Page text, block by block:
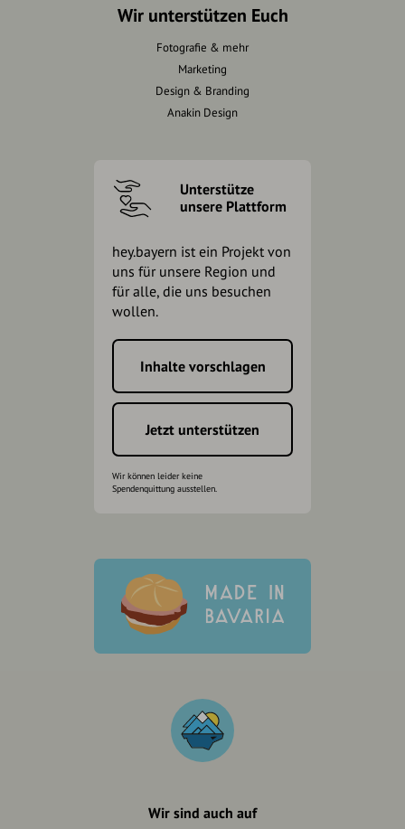
Wir unterstützen Euch
Fotografie & mehr
Marketing
Design & Branding
Anakin Design
Unterstütze
unsere Plattform
hey.bayern ist ein Projekt von
uns für unsere Region und
für alle, die uns besuchen
wollen.
Inhalte vorschlagen
Jetzt unterstützen
Wir können leider keine
Spendenquittung ausstellen.
Wir sind auch auf